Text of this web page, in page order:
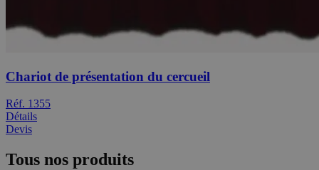
Chariot de présentation du cercueil
Réf. 1355
Détails
Devis
Tous nos produits